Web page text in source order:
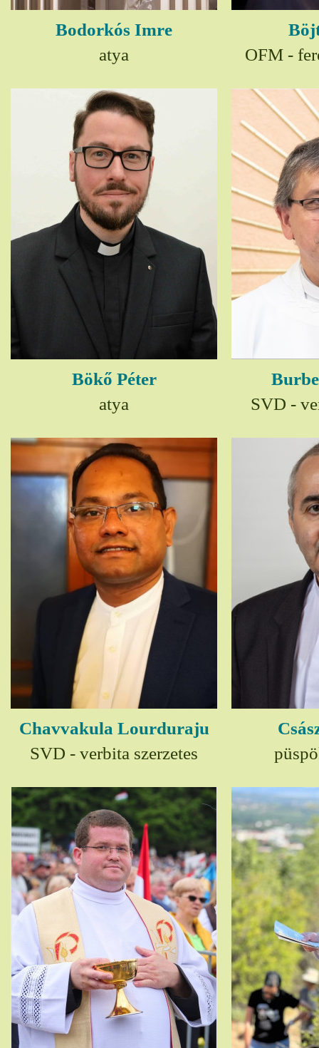
Bodorkós Imre
atya
OFM -
Bökő Péter
atya
SVD -
Chavvakula Lourduraju
SVD - verbita szerzetes